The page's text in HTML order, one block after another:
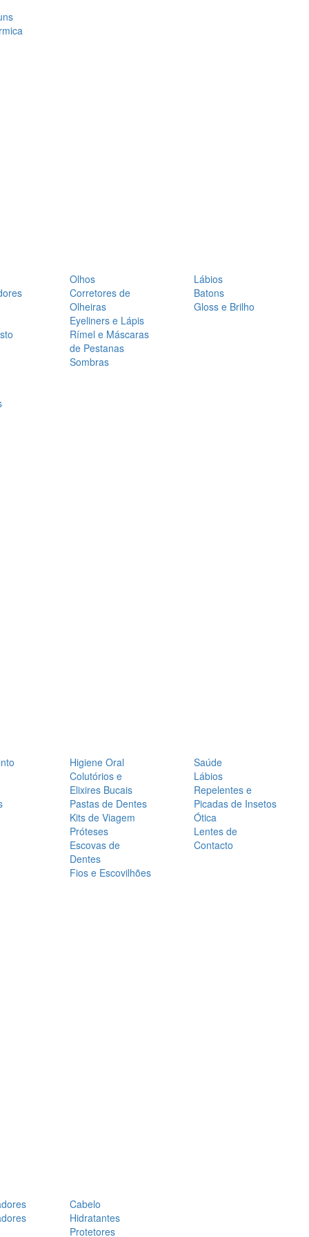
Olhos
Corretores de
Olheiras
Eyeliners e Lápis
Rímel e Máscaras
de Pestanas
Sombras
Lábios
Batons
Gloss e Brilho
Higiene Oral
Colutórios e
Elixires Bucais
Pastas de Dentes
Kits de Viagem
Próteses
Escovas de
Dentes
Fios e Escovilhões
Saúde
Lábios
Repelentes e
Picadas de Insetos
Ótica
Lentes de
Contacto
Cabelo
Hidratantes
Protetores